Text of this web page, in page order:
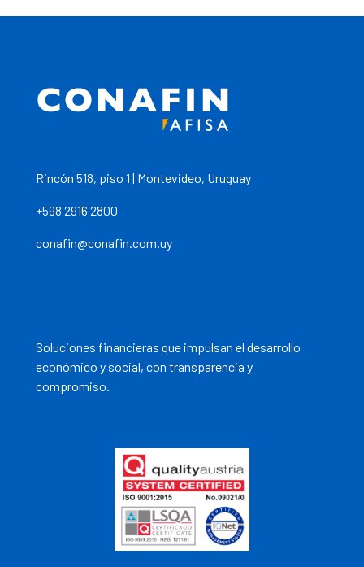
Rincón 518, piso 1 | Montevideo, Uruguay
+598 2916 2800
conafin@conafin.com.uy
Soluciones financieras que impulsan el desarrollo
económico y social, con transparencia y
compromiso.